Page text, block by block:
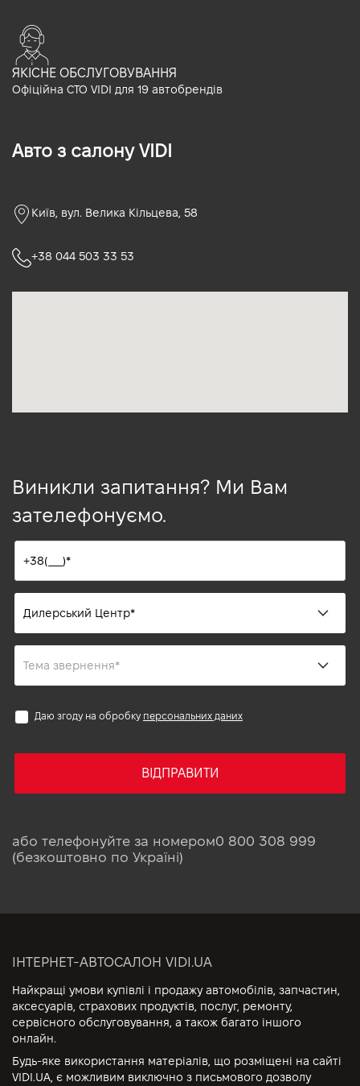
ЯКІСНЕ ОБСЛУГОВУВАННЯ
Офіційна СТО VIDI для 19 автобрендів
Авто з салону VIDI
Київ, вул. Велика Кільцева, 58
+38 044 503 33 53
Виникли запитання? Ми Вам
зателефонуємо.
Даю згоду на обробку персональних даних
ВІДПРАВИТИ
або телефонуйте за номером0 800 308 999
(безкоштовно по Україні)
ІНТЕРНЕТ-АВТОСАЛОН VIDI.UA
Найкращі умови купівлі і продажу автомобілів, запчастин,
аксесуарів, страхових продуктів, послуг, ремонту,
сервісного обслуговування, а також багато іншого
онлайн.
Будь-яке використання матеріалів, що розміщені на сайті
VIDI.UA, є можливим виключно з письмового дозволу